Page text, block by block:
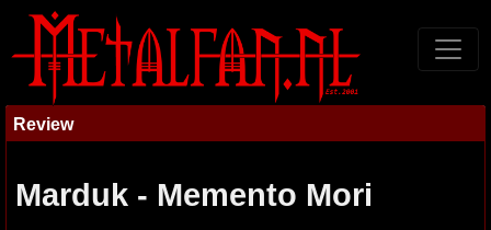
Review
Marduk - Memento Mori